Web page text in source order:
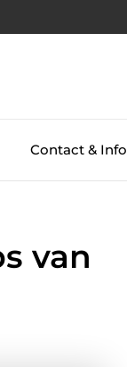
Contact & Info
van